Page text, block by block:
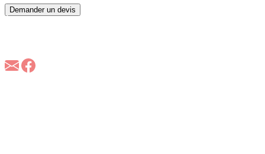
Demander un devis